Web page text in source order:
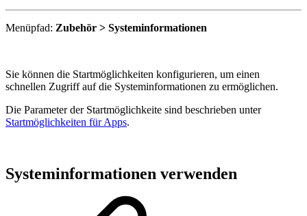
Menüpfad: Zubehör > Systeminformationen
Sie können die Startmöglichkeiten konfigurieren, um einen
schnellen Zugriff auf die Systeminformationen zu ermöglichen.
Die Parameter der Startmöglichkeite sind beschrieben unter
Startmöglichkeiten für Apps.
Systeminformationen verwenden